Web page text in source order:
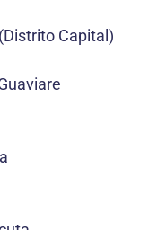
Capital)